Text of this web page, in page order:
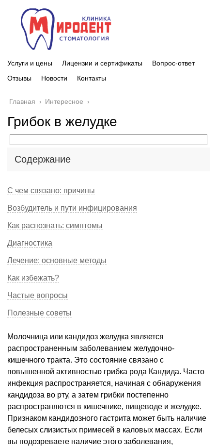
Услуги и цены Лицензии и сертификаты
Вопрос-ответ
Отзывы
Новости Контакты
Главная › Интересное ›
Грибок в желудке
Содержание
С чем связано: причины
Возбудитель и пути инфицирования
Как распознать: симптомы
Диагностика
Лечение: основные методы
Как избежать?
Частые вопросы
Полезные советы
Молочница или кандидоз желудка является
распространенным заболеванием желудочно-
кишечного тракта. Это состояние связано с
повышенной активностью грибка рода Кандида. Часто
инфекция распространяется, начиная с обнаружения
кандидоза во рту, а затем грибки постепенно
распространяются в кишечнике, пищеводе и желудке.
Признаком кандидозного гастрита может быть наличие
белесых слизистых примесей в каловых массах. Если
вы подозреваете наличие этого заболевания,